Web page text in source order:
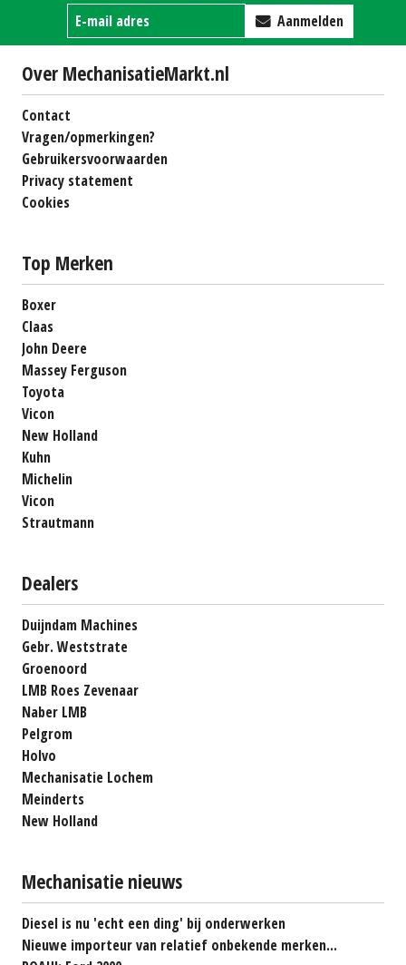
Aanmelden
Over MechanisatieMarkt.nl
Contact
Vragen/opmerkingen?
Gebruikersvoorwaarden
Privacy statement
Cookies
Top Merken
Boxer
Claas
John Deere
Massey Ferguson
Toyota
Vicon
New Holland
Kuhn
Michelin
Vicon
Strautmann
Dealers
Duijndam Machines
Gebr. Weststrate
Groenoord
LMB Roes Zevenaar
Naber LMB
Pelgrom
Holvo
Mechanisatie Lochem
Meinderts
New Holland
Mechanisatie nieuws
Diesel is nu 'echt een ding' bij onderwerken
Nieuwe importeur van relatief onbekende merken...